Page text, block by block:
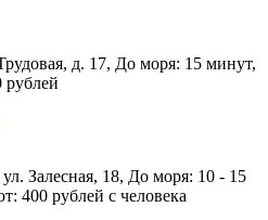
д. 17, До моря: 15 минут,
рублей
Залесная, 18, До моря: 10 - 15
400 рублей с человека